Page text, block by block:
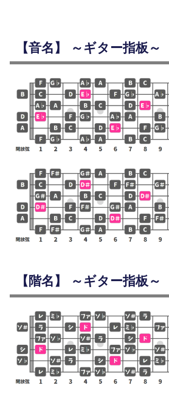
【音名】 ～ギター指板～
【階名】 ～ギター指板～